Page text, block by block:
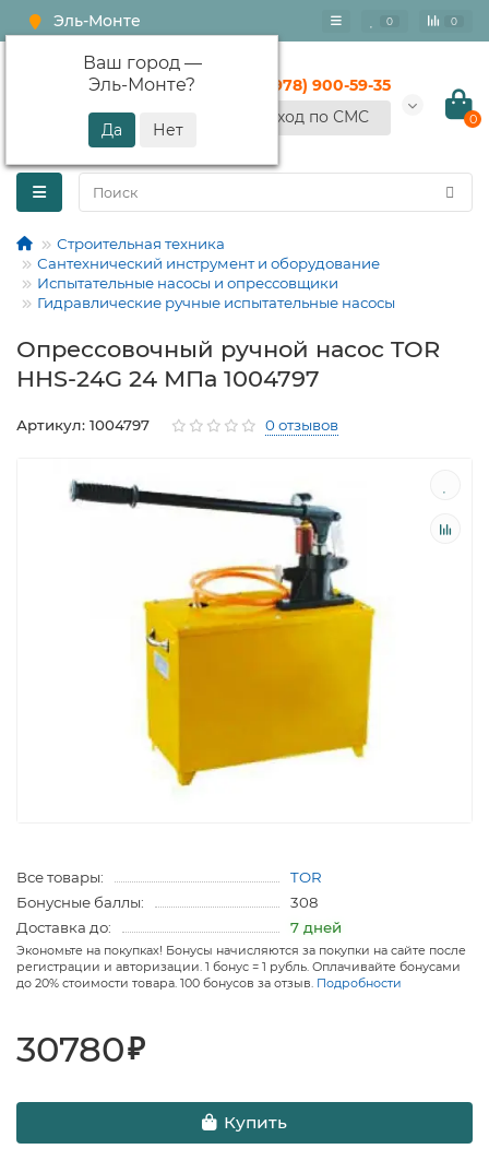
Эль-Монте
Ваш город —
Эль-Монте?
0 0
+7 (978) 900-59-35
Вход по СМС
0
Строительная техника
Сантехнический инструмент и оборудование
Испытательные насосы и опрессовщики
Гидравлические ручные испытательные насосы
Опрессовочный ручной насос TOR
HHS-24G 24 МПа 1004797
Артикул: 1004797 0 отзывов
Все товары:
TOR
Бонусные баллы:
308
Доставка до:
7 дней
Экономьте на покупках! Бонусы начисляются за покупки на сайте после
регистрации и авторизации. 1 бонус = 1 рубль. Оплачивайте бонусами
до 20% стоимости товара. 100 бонусов за отзыв. Подробности
30780₽
Купить